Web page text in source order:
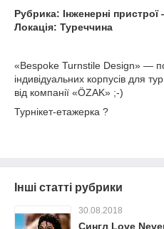
Рубрика: Інженерні
Локація: Туреччина
«Bespoke Turnstile Design» —
індивідуальних корпусів для
від компанії «ÖZAK» ;-)
Турнікет-етажерка ?
Інші статті рубрики
30.08.2018
Сингл Love